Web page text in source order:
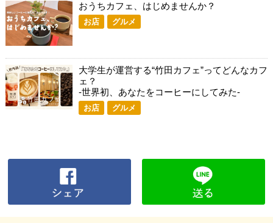
おうちカフェ、はじめませんか？
お店 グルメ
大学生が運営する“竹田カフェ”ってどんなカフ
ェ？
-世界初、あなたをコーヒーにしてみた-
お店 グルメ